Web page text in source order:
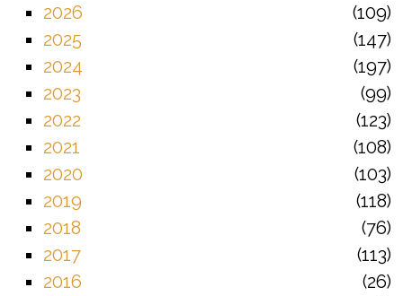
2026
109
2025
147
2024
197
2023
99
2022
123
2021
108
2020
103
2019
118
2018
76
2017
113
2016
26